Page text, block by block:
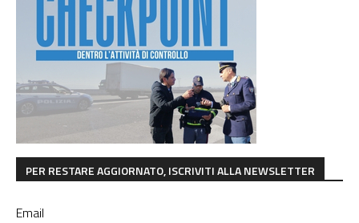
PER RESTARE AGGIORNATO, ISCRIVITI ALLA NEWSLETTER
Email